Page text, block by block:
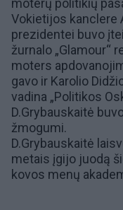
moterų politikių
Vokietijos kanclere
prezidentei buvo
žurnalo „Glamour“
moters
gavo ir Karolio
vadina „Politikos
D.Grybauskaitė
žmogumi.
D.Grybauskaitė
metais įgijo juodą
kovos menų